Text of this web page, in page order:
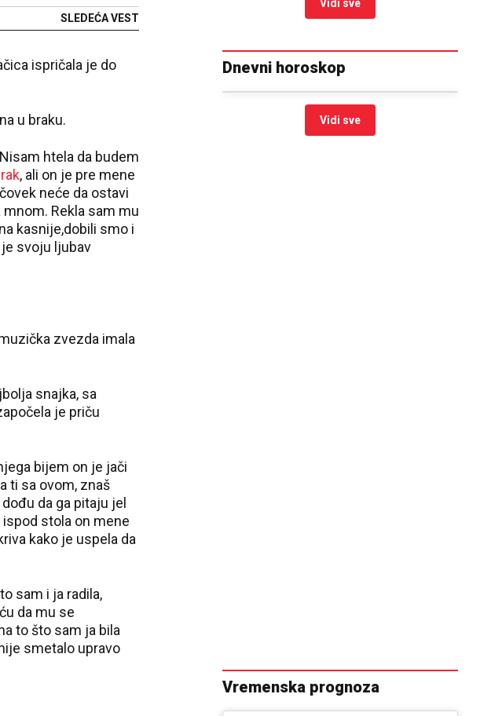
SLEDEĆA VEST
ispričala je do
u braku.
htela da budem
, ali on je pre mene
neće da ostavi
Rekla sam mu
kasnije,dobili smo i
svoju ljubav
zvezda imala
snajka, sa
je priču
bijem on je jači
ti sa ovom, znaš
da ga pitaju jel
stola on mene
kako je uspela da
sam i ja radila,
da mu se
to što sam ja bila
smetalo upravo
Vidi sve
Dnevni horoskop
Vidi sve
Vremenska prognoza